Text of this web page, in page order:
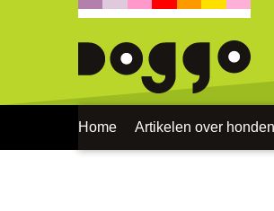
Home Artikelen over honden